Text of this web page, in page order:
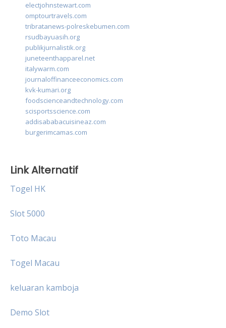
electjohnstewart.com
omptourtravels.com
tribratanews-polreskebumen.com
rsudbayuasih.org
publikjurnalistik.org
juneteenthapparel.net
italywarm.com
journaloffinanceeconomics.com
kvk-kumari.org
foodscienceandtechnology.com
scisportsscience.com
addisababacuisineaz.com
burgerimcamas.com
Link Alternatif
Togel HK
Slot 5000
Toto Macau
Togel Macau
keluaran kamboja
Demo Slot